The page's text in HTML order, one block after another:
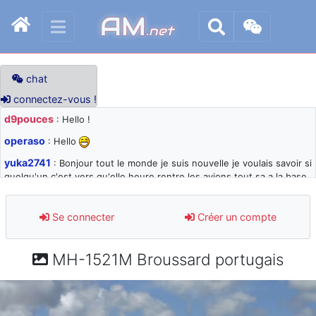
AM.net
chat
connectez-vous !
d9pouces : Hello !
operaso : Hello
yuka2741 : Bonjour tout le monde je suis nouvelle je voulais savoir si
quelqu'un c'est vers qu'elle heure rentre les avions tout sa a la base
d9pouces: désolé pour les quelques blocages du site ces derniers
jours : je teste des méthodes contre le spam et les bots trop nocifs
paxwax: Super, la nouvelle bannière
d9pouces : je suis un avion@,._,+ > lesquels ? je ne suis pas sûr de
comprendre
Se connecter Créer un compte
MH-1521M Broussard portugais